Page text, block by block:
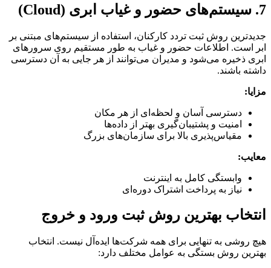
7. سیستم‌های حضور و غیاب ابری (Cloud)
جدیدترین روش ثبت تردد کارکنان، استفاده از سیستم‌های مبتنی بر
ابر است. اطلاعات حضور و غیاب به‌ طور مستقیم روی سرورهای
ابری ذخیره می‌شود و مدیران می‌توانند از هر جایی به آن دسترسی
داشته باشند.
مزایا:
دسترسی آسان و لحظه‌ای از هر مکان
امنیت و پشتیبان‌گیری بهتر از داده‌ها
مقیاس‌پذیری بالا برای سازمان‌های بزرگ
معایب:
وابستگی کامل به اینترنت
نیاز به پرداخت اشتراک دوره‌ای
انتخاب بهترین روش ثبت ورود و خروج
هیچ روشی به‌ تنهایی برای همه شرکت‌ها ایده‌آل نیست. انتخاب
بهترین روش بستگی به عوامل مختلف دارد: